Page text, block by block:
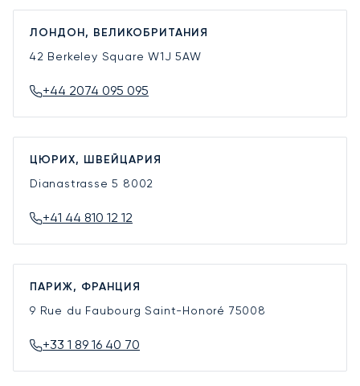
ЛОНДОН, ВЕЛИКОБРИТАНИЯ
42 Berkeley SquareW1J 5AW
+44 2074 095 095
ЦЮРИХ, ШВЕЙЦАРИЯ
Dianastrasse 5 8002
+41 44 810 12 12
ПАРИЖ, ФРАНЦИЯ
9 Rue du Faubourg Saint-Honoré 75008
+33 1 89 16 40 70